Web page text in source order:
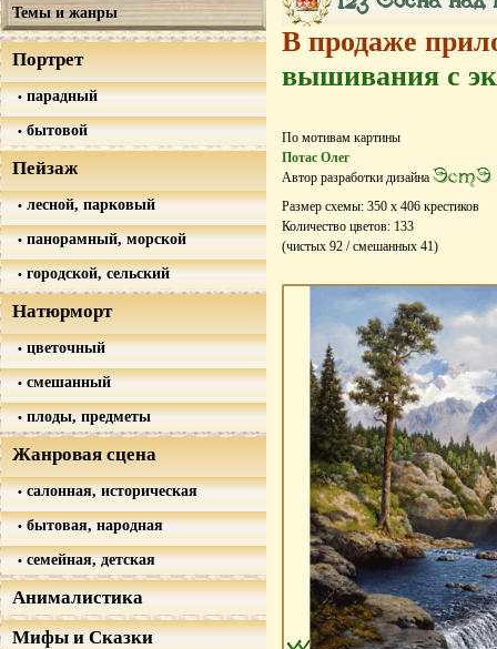
Темы и жанры
Портрет
парадный
бытовой
Пейзаж
лесной, парковый
панорамный, морской
городской, сельский
Натюрморт
цветочный
смешанный
плоды, предметы
Жанровая сцена
салонная, историческая
бытовая, народная
семейная, детская
Анималистика
Мифы и Сказки
В продаже
вышивания с
По мотивам картины
Потас Олег
Автор разработки дизайна ЭстЭ
Размер схемы: 350 х 406 крестиков
Количество цветов: 133
(чистых 92 / смешанных 41)